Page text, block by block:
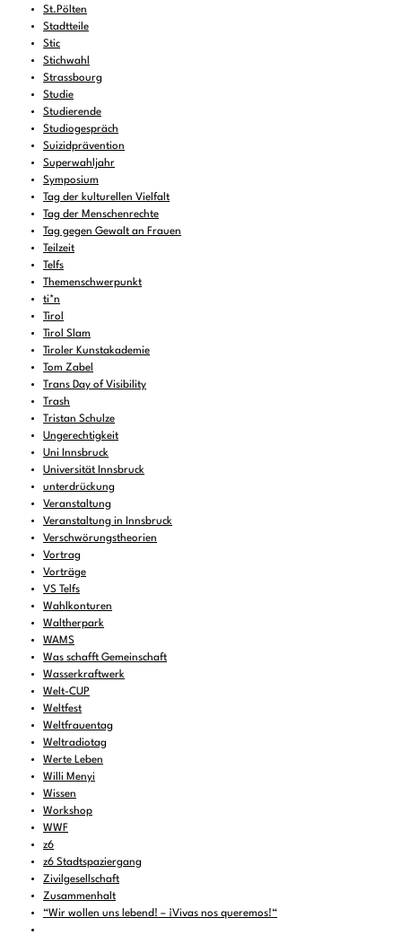
St.Pölten
Stadtteile
Stic
Stichwahl
Strassbourg
Studie
Studierende
Studiogespräch
Suizidprävention
Superwahljahr
Symposium
Tag der kulturellen Vielfalt
Tag der Menschenrechte
Tag gegen Gewalt an Frauen
Teilzeit
Telfs
Themenschwerpunkt
ti*n
Tirol
Tirol Slam
Tiroler Kunstakademie
Tom Zabel
Trans Day of Visibility
Trash
Tristan Schulze
Ungerechtigkeit
Uni Innsbruck
Universität Innsbruck
unterdrückung
Veranstaltung
Veranstaltung in Innsbruck
Verschwörungstheorien
Vortrag
Vorträge
VS Telfs
Wahlkonturen
Waltherpark
WAMS
Was schafft Gemeinschaft
Wasserkraftwerk
Welt-CUP
Weltfest
Weltfrauentag
Weltradiotag
Werte Leben
Willi Menyi
Wissen
Workshop
WWF
z6
z6 Stadtspaziergang
Zivilgesellschaft
Zusammenhalt
“Wir wollen uns lebend! – ¡Vivas nos queremos!“